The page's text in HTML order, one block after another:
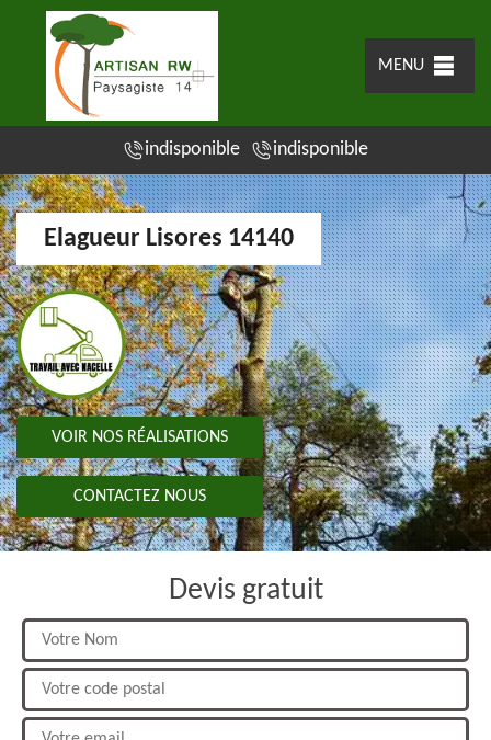
MENU
indisponible indisponible
Elagueur Lisores 14140
VOIR NOS RÉALISATIONS
CONTACTEZ NOUS
Devis gratuit